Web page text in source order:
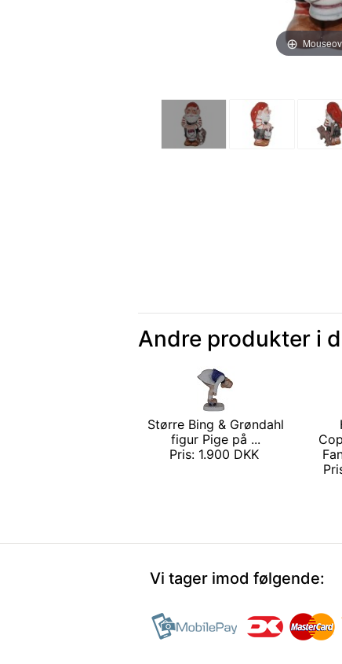
Andre produkter i
Større Bing & Grøndahl
figur Pige på ...
Pris: 1.900 DKK
Vi tager imod følgende: